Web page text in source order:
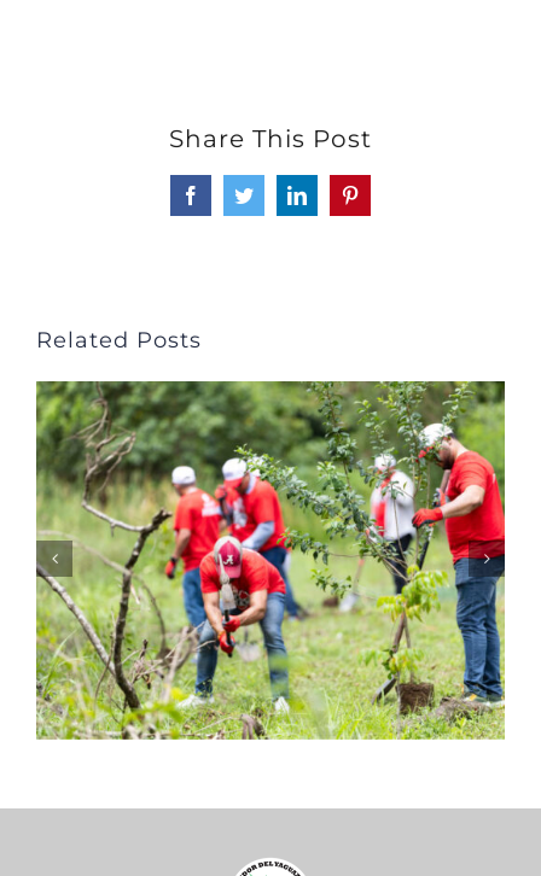
Share This Post
FacebookTwitterLinkedInPinterest
Related Posts